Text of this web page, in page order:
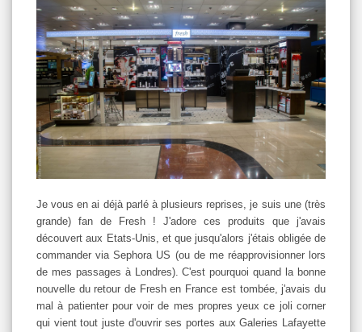
Je vous en ai déjà parlé à plusieurs reprises, je suis une (très
grande) fan de Fresh ! J'adore ces produits que j'avais
découvert aux Etats-Unis, et que jusqu'alors j'étais obligée de
commander via Sephora US (ou de me réapprovisionner lors
de mes passages à Londres). C'est pourquoi quand la bonne
nouvelle du retour de Fresh en France est tombée, j'avais du
mal à patienter pour voir de mes propres yeux ce joli corner
qui vient tout juste d'ouvrir ses portes aux Galeries Lafayette